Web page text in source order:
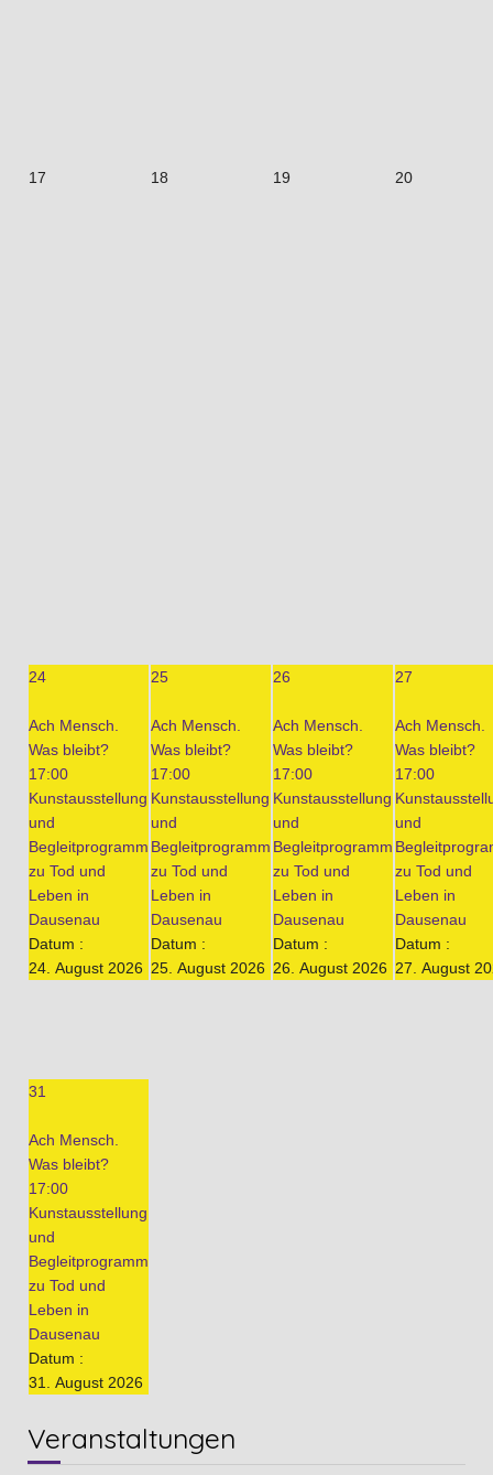
17 18 19 20
24
Ach Mensch.
Was bleibt?
17:00
Kunstausstellung
und
Begleitprogramm
zu Tod und
Leben in
Dausenau
Datum :
24. August 2026
25
Ach Mensch.
Was bleibt?
17:00
Kunstausstellung
und
Begleitprogramm
zu Tod und
Leben in
Dausenau
Datum :
25. August 2026
26
Ach Mensch.
Was bleibt?
17:00
Kunstausstellung
und
Begleitprogramm
zu Tod und
Leben in
Dausenau
Datum :
26. August 2026
27
Ach Mensch.
Was bleibt?
17:00
und
zu Tod und
Leben in
Dausenau
Datum :
27. August
31
Ach Mensch.
Was bleibt?
17:00
Kunstausstellung
und
Begleitprogramm
zu Tod und
Leben in
Dausenau
Datum :
31. August 2026
Veranstaltungen